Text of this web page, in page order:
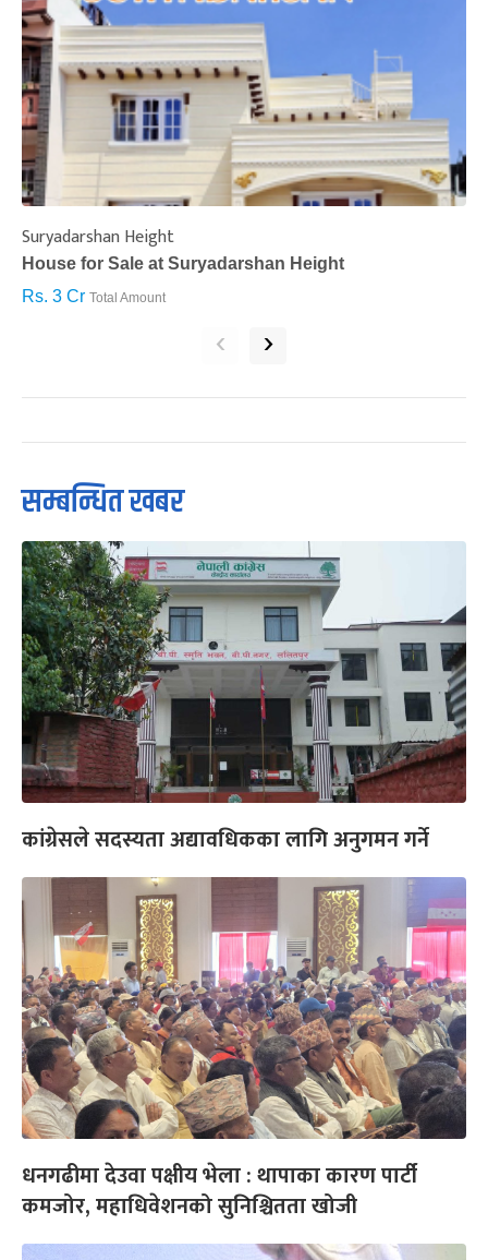
Suryadarshan Height
House for Sale at Suryadarshan Height
Rs. 3 Cr Total Amount
‹ ›
सम्बन्धित खबर
कांग्रेसले सदस्यता अद्यावधिकका लागि अनुगमन गर्ने
धनगढीमा देउवा पक्षीय भेला : थापाका कारण पार्टी
कमजोर, महाधिवेशनको सुनिश्चितता खोजी